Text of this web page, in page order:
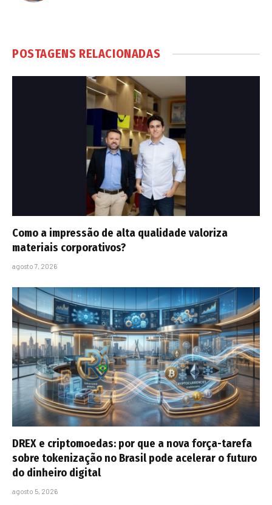
POSTAGENS RELACIONADAS
Como a impressão de alta qualidade valoriza
materiais corporativos?
agosto 7, 2026
DREX e criptomoedas: por que a nova força-tarefa
sobre tokenização no Brasil pode acelerar o futuro
do dinheiro digital
agosto 5, 2026